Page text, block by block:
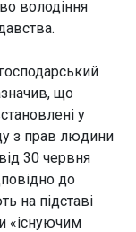
володіння
що
у
з прав людини
30 червня
до
на підставі
«існуючим